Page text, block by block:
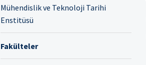
Mühendislik ve Teknoloji Tarihi
Enstitüsü
Fakülteler